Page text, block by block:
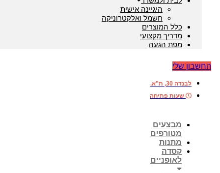
היגיינה אישית
חשמל ואלקטרוניקה
כלל המוצרים
מדריך מקצועי
מפת הגעה
שלי
לבנדה 30, ת"א.
שעות פתיחה
מבצעים
מטורפים
מתנות
קסדה
לאופניים